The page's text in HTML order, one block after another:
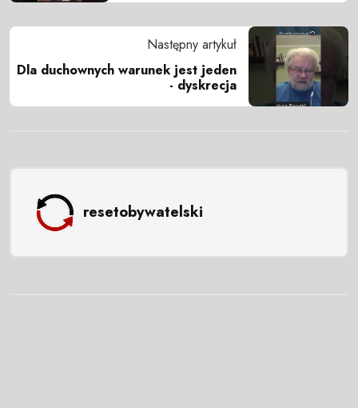
Następny artykuł
Dla duchownych warunek jest jeden
- dyskrecja
resetobywatelski